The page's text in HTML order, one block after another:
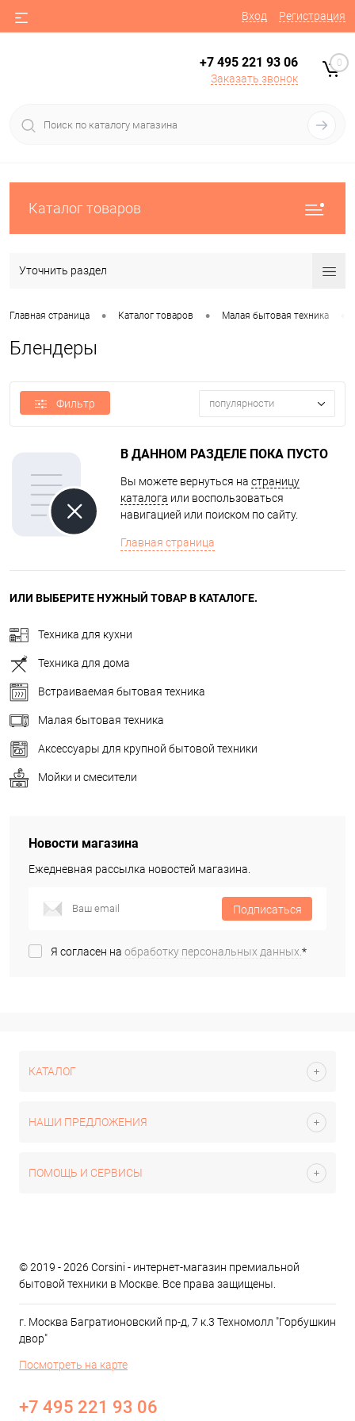
Вход Регистрация
+7 495 221 93 06
Заказать звонок
0
Каталог товаров
Уточнить раздел
Главная страница • Каталог товаров • Малая бытовая техника
Блендеры
Фильтр популярности
В ДАННОМ РАЗДЕЛЕ ПОКА ПУСТО
Вы можете вернуться на страницу
каталога или воспользоваться
навигацией или поиском по сайту.
Главная страница
ИЛИ ВЫБЕРИТЕ НУЖНЫЙ ТОВАР В КАТАЛОГЕ.
Техника для кухни
Техника для дома
Встраиваемая бытовая техника
Малая бытовая техника
Аксессуары для крупной бытовой техники
Мойки и смесители
Новости магазина
Ежедневная рассылка новостей магазина.
Подписаться
Я согласен на обработку персональных данных.*
КАТАЛОГ
НАШИ ПРЕДЛОЖЕНИЯ
ПОМОЩЬ И СЕРВИСЫ
© 2019 - 2026 Corsini - интернет-магазин премиальной
бытовой техники в Москве. Все права защищены.
г. Москва Багратионовский пр-д, 7 к.3 Техномолл "Горбушкин
двор"
Посмотреть на карте
+7 495 221 93 06